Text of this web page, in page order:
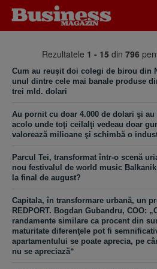
Rezultatele 1 - 15 din 796
Cum au reuşit doi colegi de birou din
unul dintre cele mai banale produse
trei mld. dolari
Au pornit cu doar 4.000 de dolari şi
acolo unde toţi ceilalţi vedeau doar
valorează milioane şi schimbă o
Parcul Tei, transformat într-o scenă
nou festivalul de world music
la final de august?
Capitala, în transformare urbană, un
REDPORT. Bogdan Gubandru, COO:
randamente similare ca procent din
maturitate diferenţele pot fi
apartamentului se poate aprecia, pe
nu se apreciază“